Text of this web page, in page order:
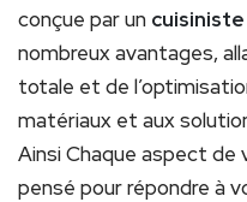
conçue par un
nombreux avantages,
totale et de
matériaux et aux
Ainsi Chaque aspect de
pensé pour répondre à